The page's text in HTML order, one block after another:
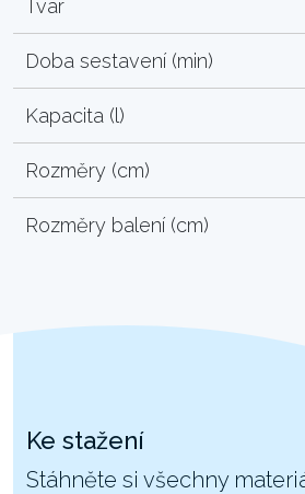
Tvar
Doba sestavení (min)
Kapacita (l)
Rozměry (cm)
Rozměry balení (cm)
Ke stažení
Stáhněte si všechny